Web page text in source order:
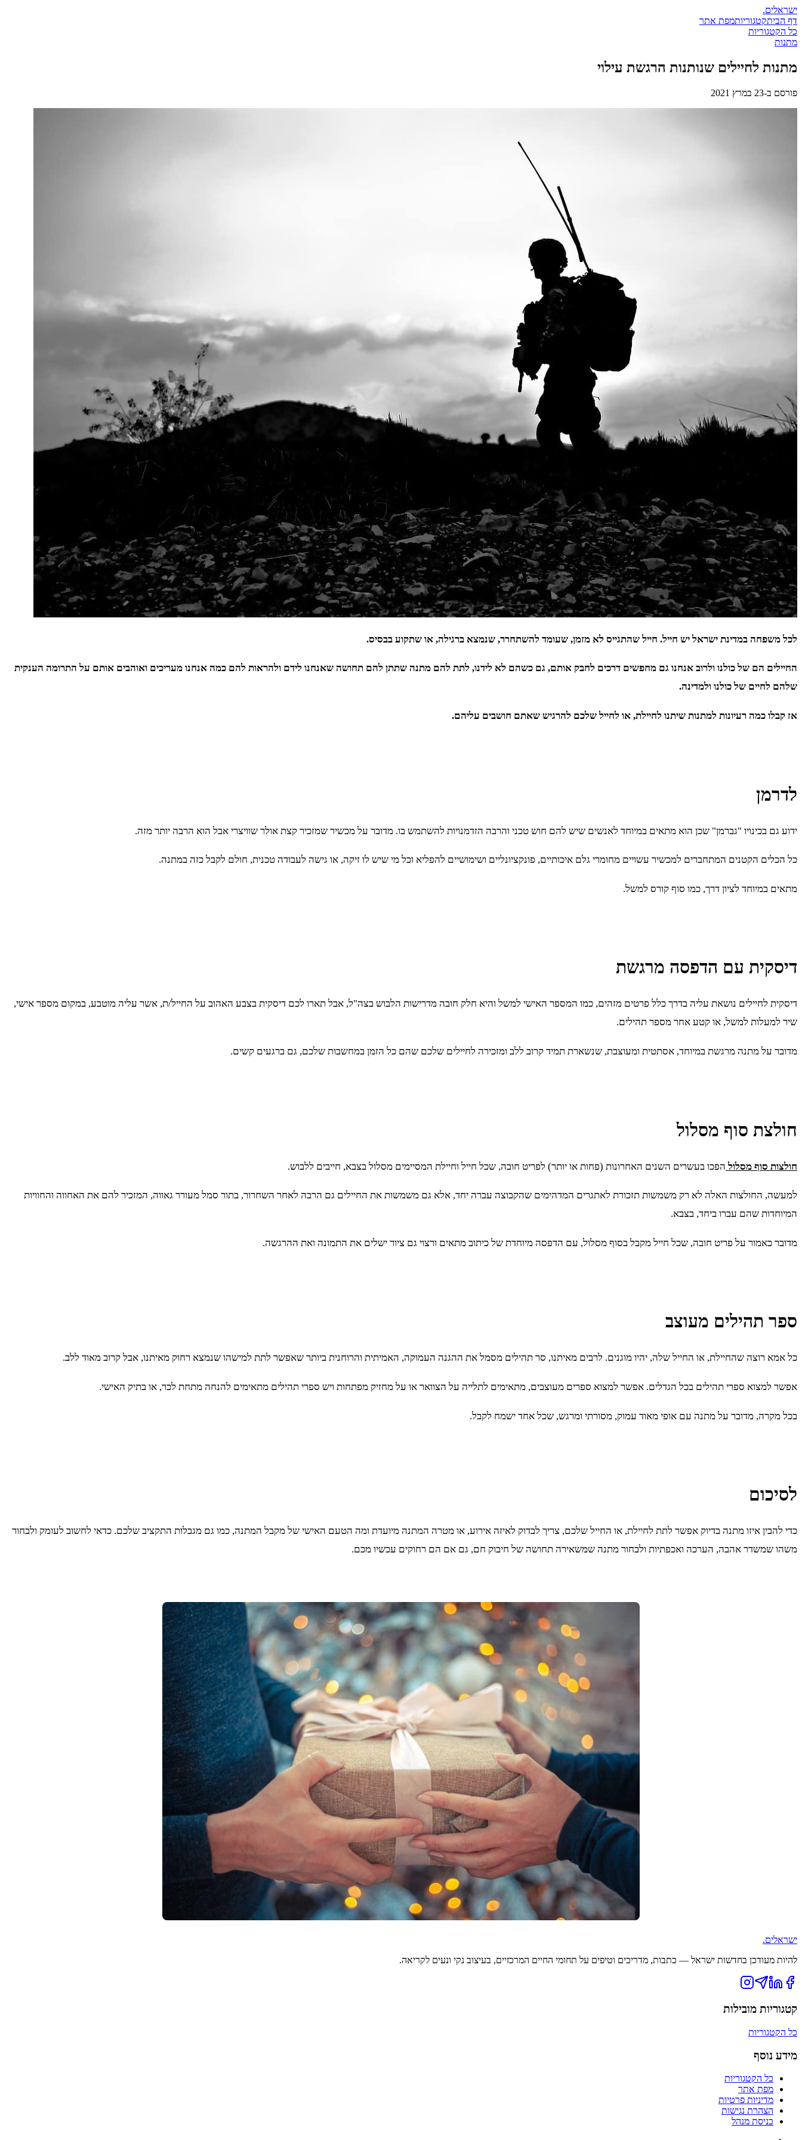
ישראלים.
דף הביתקטגוריותמפת אתר
כל הקטגוריות
מתנות
מתנות לחיילים שנותנות הרגשת עילוי
פורסם ב-23 במרץ 2021
לכל משפחה במדינת ישראל יש חייל. חייל שהתגייס לא מזמן, שעומד להשתחרר, שנמצא ברגילה, או שתקוע בבסיס.
החיילים הם של כולנו ולרוב אנחנו גם מחפשים דרכים לחבק אותם, גם כשהם לא לידנו, לתת להם מתנה שתתן להם תחושה שאנחנו לידם ולהראות להם כמה אנחנו מעריכים ואוהבים אותם על התרומה הענקית
שלהם לחיים של כולנו ולמדינה.
אז קבלו כמה רעיונות למתנות שיתנו לחיילת, או לחייל שלכם להרגיש שאתם חושבים עליהם.
לדרמן
ידוע גם בכינויו "גברמן" שכן הוא מתאים במיוחד לאנשים שיש להם חוש טכני והרבה הזדמנויות להשתמש בו. מדובר על מכשיר שמזכיר קצת אולר שוויצרי אבל הוא הרבה יותר מזה.
כל הכלים הקטנים המתחברים למכשיר עשויים מחומרי גלם איכותיים, פונקציונליים ושימושיים להפליא וכל מי שיש לו זיקה, או גישה לעבודה טכנית, חולם לקבל כזה במתנה.
מתאים במיוחד לציון דרך, כמו סוף קורס למשל.
דיסקית עם הדפסה מרגשת
דיסקית לחיילים נושאת עליה בדרך כלל פרטים מזהים, כמו המספר האישי למשל והיא חלק חובה מדרישות הלבוש בצה"ל, אבל תארו לכם דיסקית בצבע האהוב על החייל/ת, אשר עליה מוטבע, במקום מספר אישי,
שיר למעלות למשל, או קטע אחר מספר תהילים.
מדובר על מתנה מרגשת במיוחד, אסתטית ומעוצבת, שנשארת תמיד קרוב ללב ומזכירה לחיילים שלכם שהם כל הזמן במחשבות שלכם, גם ברגעים קשים.
חולצת סוף מסלול
חולצות סוף מסלול הפכו בעשרים השנים האחרונות (פחות או יותר) לפריט חובה, שכל חייל וחיילת המסיימים מסלול בצבא, חייבים ללבוש.
למעשה, החולצות האלה לא רק משמשות תזכורת לאתגרים המדהימים שהקבוצה עברה יחד, אלא גם משמשות את החיילים גם הרבה לאחר השחרור, בתור סמל מעורר גאווה, המזכיר להם את האחווה והחוויות
המיוחדות שהם עברו ביחד, בצבא.
מדובר כאמור על פריט חובה, שכל חייל מקבל בסוף מסלול, עם הדפסה מיוחדת של כיתוב מתאים ורצוי גם ציור ישלים את התמונה ואת ההרגשה.
ספר תהילים מעוצב
כל אמא רוצה שהחיילת, או החייל שלה, יהיו מוגנים. לרבים מאיתנו, סר תהילים מסמל את ההגנה העמוקה, האמיתית והרוחנית ביותר שאפשר לתת למישהו שנמצא רחוק מאיתנו, אבל קרוב מאוד ללב.
אפשר למצוא ספרי תהילים בכל הגדלים. אפשר למצוא ספרים מעוצבים, מתאימים לתלייה על הצוואר או על מחזיק מפתחות ויש ספרי תהילים מתאימים להנחה מתחת לכר, או בתיק האישי.
בכל מקרה, מדובר על מתנה עם אופי מאוד עמוק, מסורתי ומרגש, שכל אחד ישמח לקבל.
לסיכום
כדי להבין איזו מתנה בדיוק אפשר לתת לחיילת, או החייל שלכם, צריך לבדוק לאיזה אירוע, או מטרה המתנה מיועדת ומה הטעם האישי של מקבל המתנה, כמו גם מגבלות התקציב שלכם. כדאי לחשוב לעומק ולבחור
משהו שמשדר אהבה, הערכה ואכפתיות ולבחור מתנה שמשאירה תחושה של חיבוק חם, גם אם הם רחוקים עכשיו מכם.
ישראלים.
להיות מעודכן בחדשות ישראל — כתבות, מדריכים וטיפים על תחומי החיים המרכזיים, בעיצוב נקי ונעים לקריאה.
קטגוריות מובילות
כל הקטגוריות
מידע נוסף
כל הקטגוריות
מפת אתר
מדיניות פרטיות
הצהרת נגישות
כניסת מנהל